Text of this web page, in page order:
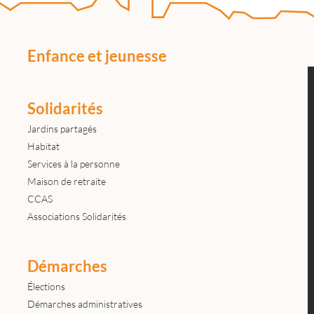
Enfance et jeunesse
Solidarités
Jardins partagés
Habitat
Services à la personne
Maison de retraite
CCAS
Associations Solidarités
Démarches
Élections
Démarches administratives